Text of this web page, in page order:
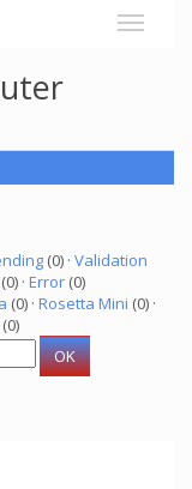
(0) · Validation
· Error (0)
(0) · Rosetta Mini (0) ·
(0)